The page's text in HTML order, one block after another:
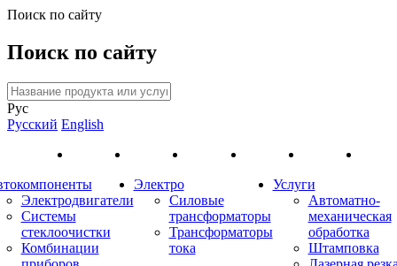
Поиск по сайту
Поиск по сайту
Рус
Русский English
Электродвигатели
Системы
стеклоочистки
Комбинации
Электро
Силовые
трансформаторы
Трансформаторы
тока
Услуги
Автоматно-
механическая
обработка
Штамповка